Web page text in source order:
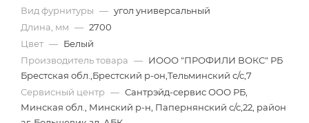
Вид фурнитуры — угол универсальный
Длина, мм — 2700
Цвет — Белый
Производитель товара — ИООО "ПРОФИЛИ ВОКС" РБ
Брестская обл.,Брестский р-он,Тельминский с/с,7
Сервисный центр — Сантрэйд-сервис ООО РБ,
Минская обл., Минский р-н, Папернянский с/с,22, район